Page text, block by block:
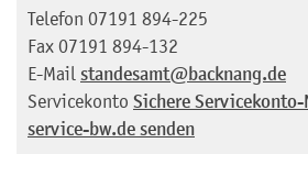
Telefon 07191 894-225
Fax 07191 894-132
E-Mail standesamt@backnang.de
Servicekonto Sichere
service-bw.de senden